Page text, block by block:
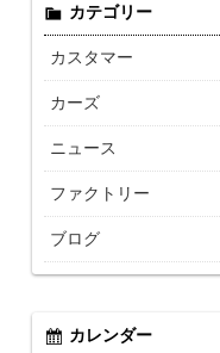
カテゴリー
カスタマー
カーズ
ニュース
ファクトリー
ブログ
カレンダー